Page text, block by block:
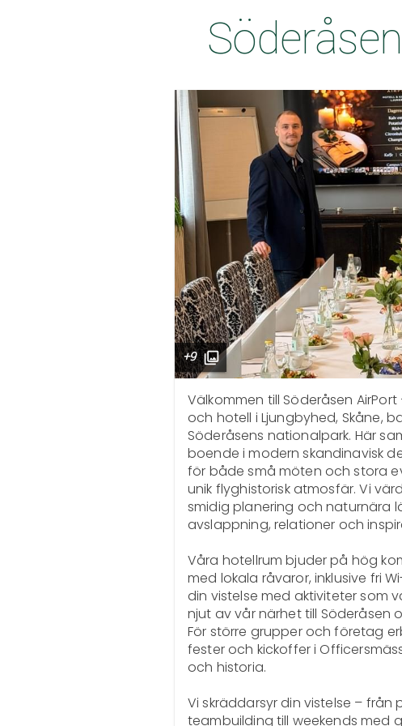
+9
Välkommen till Söderåsen
och hotell i Ljungbyhed, Skåne,
Söderåsens nationalpark. Här
boende i modern skandinavisk
för både små möten och stora
unik flyghistorisk atmosfär. Vi
smidig planering och naturnära
avslappning, relationer och
Våra hotellrum bjuder på hög
med lokala råvaror, inklusive fri
din vistelse med aktiviteter som
njut av vår närhet till Söderåsen
För större grupper och företag
fester och kickoffer i
och historia.
Vi skräddarsyr din vistelse –
teambuilding till weekends med